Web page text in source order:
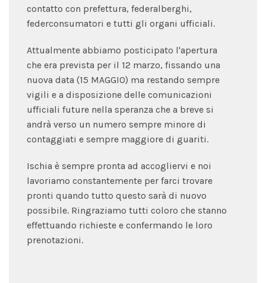
contatto con prefettura, federalberghi,
federconsumatori e tutti gli organi ufficiali.
Attualmente abbiamo posticipato l'apertura
che era prevista per il 12 marzo, fissando una
nuova data (15 MAGGIO) ma restando sempre
vigili e a disposizione delle comunicazioni
ufficiali future nella speranza che a breve si
andrà verso un numero sempre minore di
contaggiati e sempre maggiore di guariti.
Ischia è sempre pronta ad accogliervi e noi
lavoriamo constantemente per farci trovare
pronti quando tutto questo sarà di nuovo
possibile. Ringraziamo tutti coloro che stanno
effettuando richieste e confermando le loro
prenotazioni.